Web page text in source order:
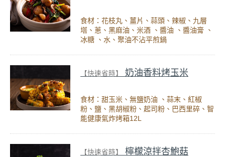
食材：花枝丸、薑片、蒜頭、辣椒、九層
塔、蔥、黑麻油、米酒 、醬油 、醬油膏 、
冰糖 、水、聚油不沾平煎鍋
【快速省時】 奶油香料烤玉米
食材：甜玉米、無鹽奶油 、蒜末、紅椒
粉、鹽、黑胡椒粉、起司粉、巴西里碎、智
能健康氣炸烤箱12L
【快速省時】 檸檬涼拌杏鮑菇